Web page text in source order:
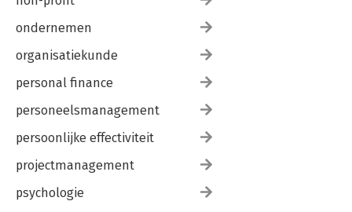
ondernemen
organisatiekunde
personal finance
personeelsmanagement
persoonlijke effectiviteit
projectmanagement
psychologie